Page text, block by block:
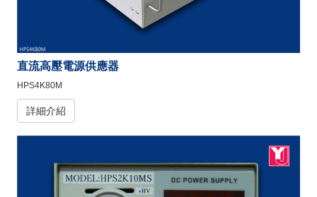
直流高壓電源供應器
HPS4K80M
詳細介紹